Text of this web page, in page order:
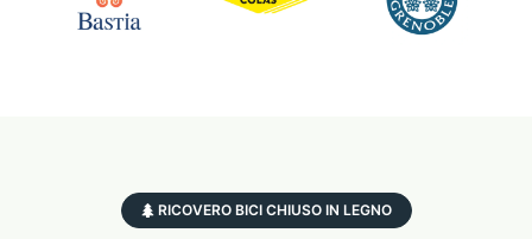
RICOVERO BICI CHIUSO IN LEGNO